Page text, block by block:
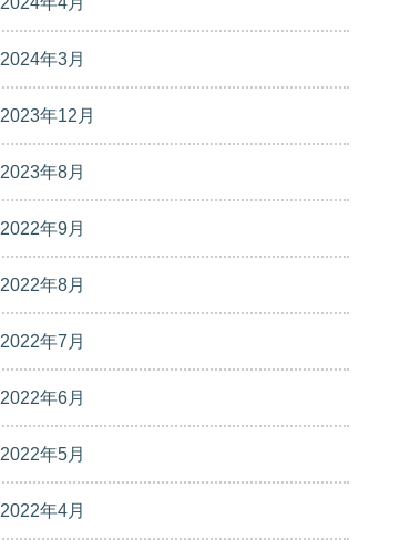
2024年3月
2023年12月
2023年8月
2022年9月
2022年8月
2022年7月
2022年6月
2022年5月
2022年4月